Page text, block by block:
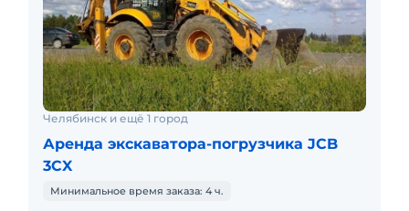
Челябинск и ещё 1 город
Аренда экскаватора-погрузчика JCB
3CX
Минимальное время заказа: 4 ч.